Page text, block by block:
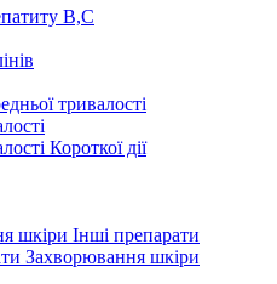
В,С
тривалості
Короткої дії
шкіри Інші препарати
Захворювання шкіри